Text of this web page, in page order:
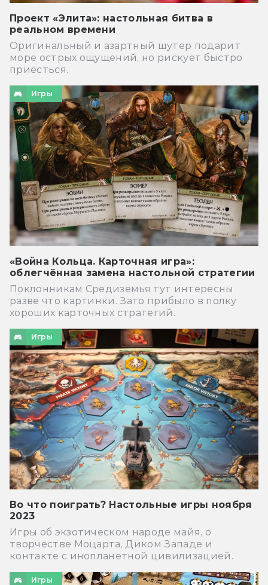
Проект «Элита»: настольная битва в
реальном времени
Оригинальный и азартный шутер подарит
море острых ощущений, но рискует быстро
приесться.
Игры
«Война Кольца. Карточная игра»:
облегчённая замена настольной стратегии
Поклонникам Средиземья тут интересны
разве что картинки. Зато прибыло в полку
хороших карточных стратегий.
Игры
Во что поиграть? Настольные игры ноября
2023
Игры об экзотическом народе майя, о
творчестве Моцарта, Диком Западе и
контакте с инопланетной цивилизацией.
Игры